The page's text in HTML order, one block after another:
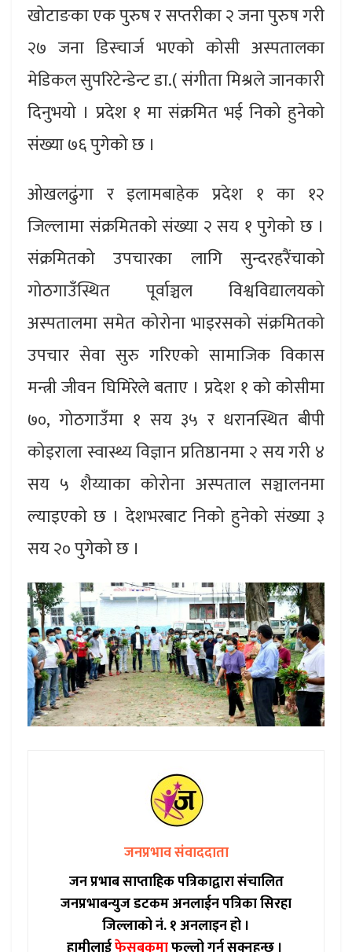
खोटाङका एक पुरुष र सप्तरीका २ जना पुरुष गरी
२७ जना डिस्चार्ज भएको कोसी अस्पतालका
मेडिकल सुपरिटेन्डेन्ट डा.( संगीता मिश्रले जानकारी
दिनुभयो । प्रदेश १ मा संक्रमित भई निको हुनेको
संख्या ७६ पुगेको छ ।
ओखलढुंगा र इलामबाहेक प्रदेश १ का १२
जिल्लामा संक्रमितको संख्या २ सय १ पुगेको छ ।
संक्रमितको उपचारका लागि सुन्दरहरैंचाको
गोठगाउँस्थित पूर्वाञ्चल विश्वविद्यालयको
अस्पतालमा समेत कोरोना भाइरसको संक्रमितको
उपचार सेवा सुरु गरिएको सामाजिक विकास
मन्त्री जीवन घिमिरेले बताए । प्रदेश १ को कोसीमा
७०, गोठगाउँमा १ सय ३५ र धरानस्थित बीपी
कोइराला स्वास्थ्य विज्ञान प्रतिष्ठानमा २ सय गरी ४
सय ५ शैय्याका कोरोना अस्पताल सञ्चालनमा
ल्याइएको छ । देशभरबाट निको हुनेको संख्या ३
सय २० पुगेको छ ।
जनप्रभाव संवाददाता
जन प्रभाब साप्ताहिक पत्रिकाद्वारा संचालित
जनप्रभाबन्युज डटकम अनलाईन पत्रिका सिरहा
जिल्लाको नं. १ अनलाइन हो ।